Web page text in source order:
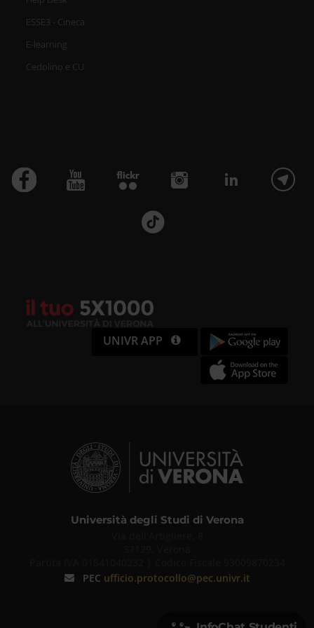
ESSE3 - Cineca
E-learning
Cedolino e CU
UNIVR APP
Università degli Studi di Verona
PEC ufficio.protocollo@pec.univr.it